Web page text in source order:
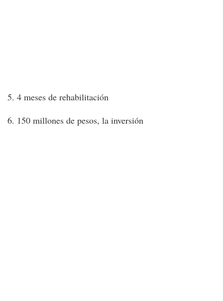
5. 4 meses de rehabilitación
6. 150 millones de pesos, la inversión